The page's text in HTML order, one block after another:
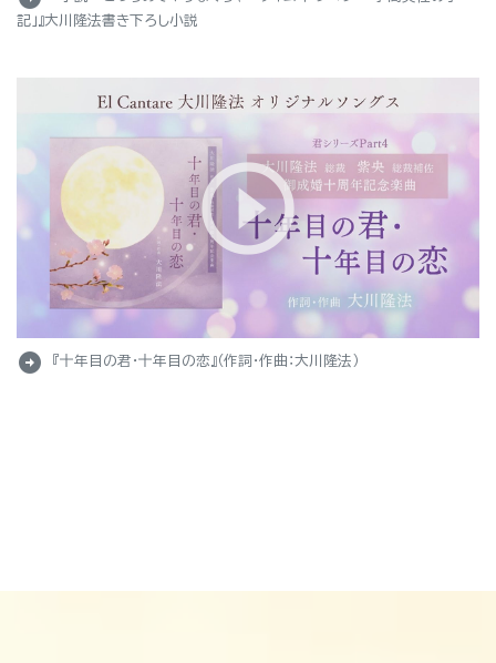
記」』大川隆法書き下ろし小説
arrow_circle_right 『十年目の君・十年目の恋』（作詞・作曲：大川隆法）